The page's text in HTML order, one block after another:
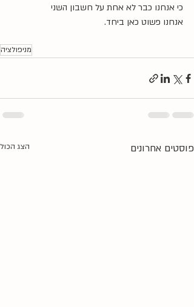
כי אנחנו כבר לא אחת על חשבון השני
אנחנו פשוט כאן ביחד.
מניפולציה
פוסטים אחרונים הצג הכול